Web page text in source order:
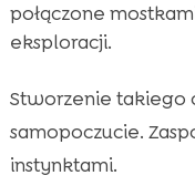
połączone
eksploracji.
Stworzenie takiego
samopoczucie.
instynktami.